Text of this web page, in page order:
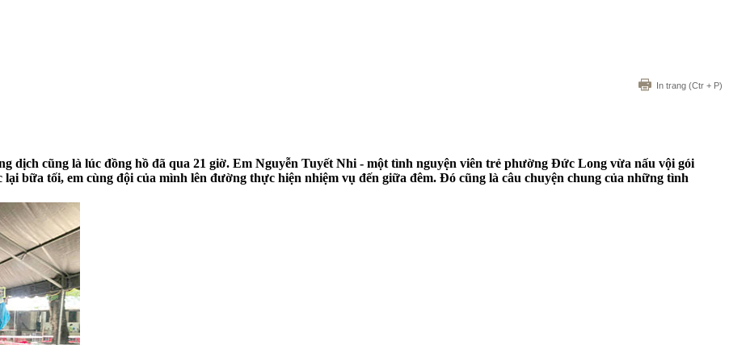
In trang (Ctr + P)
dịch cũng là lúc đồng hồ đã qua 21 giờ. Em Nguyễn Tuyết Nhi - một tình nguyện viên trẻ phường Đức Long vừa nấu vội gói
bữa tối, em cùng đội của mình lên đường thực hiện nhiệm vụ đến giữa đêm. Đó cũng là câu chuyện chung của những tình